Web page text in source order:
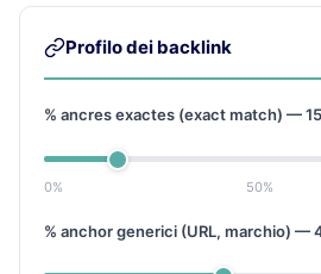
Profilo dei backlink
% ancres exactes (exact match) —15
0% 50%
% anchor generici (URL, marchio) —